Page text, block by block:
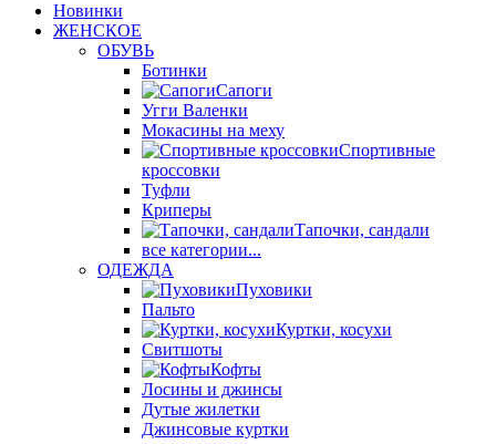
Новинки
ЖЕНСКОЕ
ОБУВЬ
Ботинки
Сапоги
Угги Валенки
Мокасины на меху
Спортивные
кроссовки
Туфли
Криперы
Тапочки, сандали
все категории...
ОДЕЖДА
Пуховики
Пальто
Куртки, косухи
Свитшоты
Кофты
Лосины и джинсы
Дутые жилетки
Джинсовые куртки